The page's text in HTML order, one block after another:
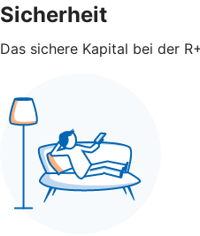
Sicherheit
Das sichere Kapital bei der